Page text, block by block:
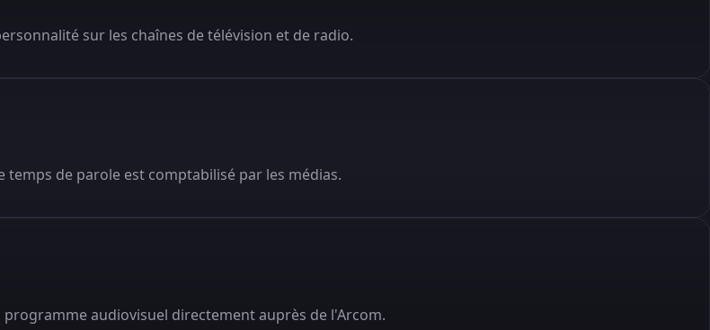
sur les chaînes de télévision et de radio.
de parole est comptabilisé par les médias.
audiovisuel directement auprès de l'Arcom.